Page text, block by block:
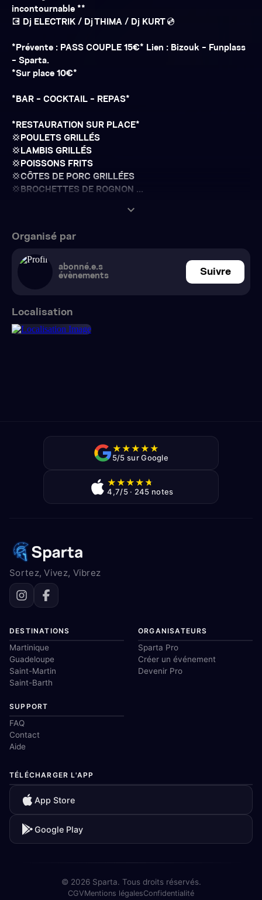
incontournable **
💽 Dj ELECTRIK / Dj THIMA / Dj KURT 💿
*Prévente : PASS COUPLE 15€* Lien : Bizouk - Funplass
- Sparta.
*Sur place 10€*
*BAR - COCKTAIL - REPAS*
*RESTAURATION SUR PLACE*
💢POULETS GRILLÉS
💢LAMBIS GRILLÉS
💢POISSONS FRITS
💢CÔTES DE PORC GRILLÉES
💢BROCHETTES DE ROGNON ...
expand_more
Organisé par
abonné.e.s
évènements
Suivre
Localisation
★★★★★
5/5 sur Google
★★★★★
4,7/5 · 245 notes
Sortez, Vivez, Vibrez
DESTINATIONS
Martinique
Guadeloupe
Saint-Martin
Saint-Barth
ORGANISATEURS
Sparta Pro
Créer un événement
Devenir Pro
SUPPORT
FAQ
Contact
Aide
TÉLÉCHARGER L'APP
App Store
Google Play
© 2026 Sparta. Tous droits réservés.
CGVMentions légalesConfidentialité